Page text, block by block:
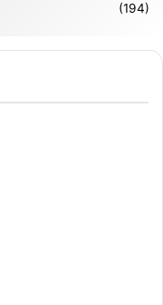
(194)